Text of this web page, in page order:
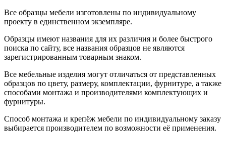
Все образцы мебели изготовлены по индивидуальному
проекту в единственном экземпляре.
Образцы имеют названия для их различия и более быстрого
поиска по сайту, все названия образцов не являются
зарегистрированным товарным знаком.
Все мебельные изделия могут отличаться от представленных
образцов по цвету, размеру, комплектации, фурнитуре, а также
способами монтажа и производителями комплектующих и
фурнитуры.
Способ монтажа и крепёж мебели по индивидуальному заказу
выбирается производителем по возможности её применения.